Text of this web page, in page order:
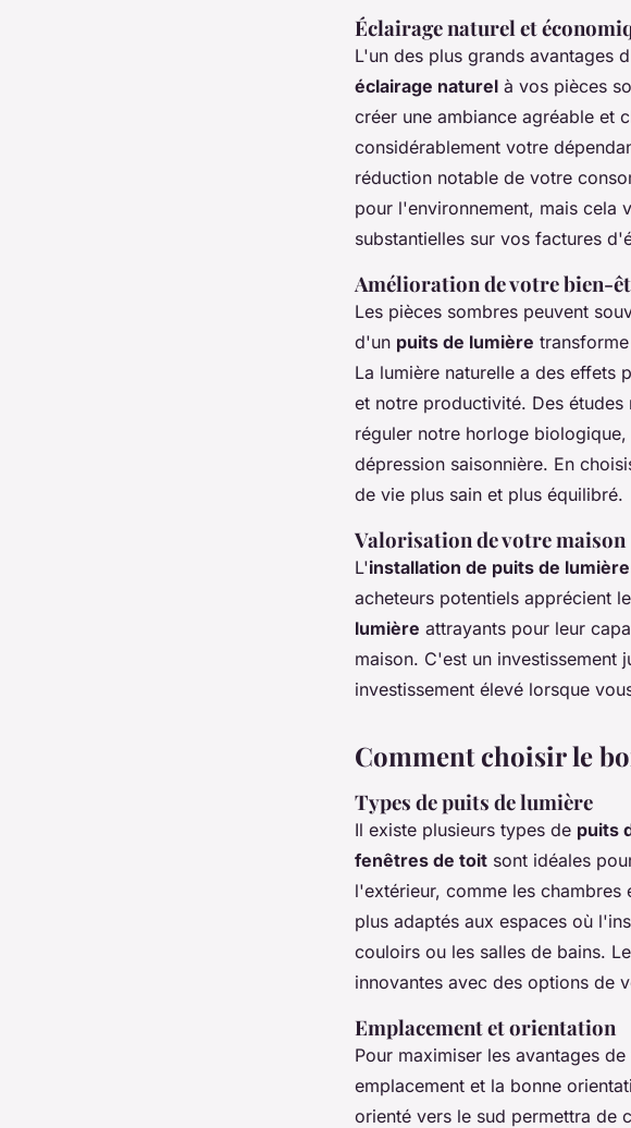
Éclairage naturel et
L'un des plus grands avantages
éclairage naturel à vos pièces
créer une ambiance agréable et
considérablement votre
réduction notable de votre
pour l'environnement, mais cela
substantielles sur vos factures
Amélioration de votre bien-
Les pièces sombres peuvent
d'un puits de lumière
La lumière naturelle a des effets
et notre productivité. Des
réguler notre horloge
dépression saisonnière. En
de vie plus sain et plus équilibré.
Valorisation de votre maison
L'installation de puits de lumière
acheteurs potentiels apprécient
lumière attrayants pour leur
maison. C'est un investissement
investissement élevé lorsque
Comment choisir le
Types de puits de lumière
Il existe plusieurs types de puits
fenêtres de toit sont idéales
l'extérieur, comme les chambres
plus adaptés aux espaces où
couloirs ou les salles de bains.
innovantes avec des options de
Emplacement et orientation
Pour maximiser les avantages
emplacement et la bonne
orienté vers le sud permettra de